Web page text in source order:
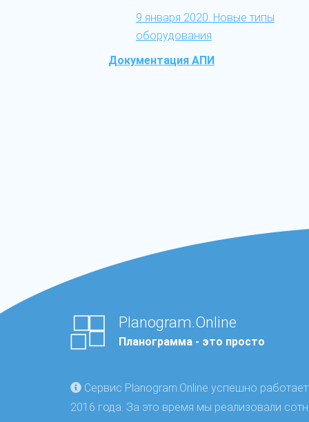
9 января 2020. Новые типы
оборудования
Документация АПИ
Planogram.Online
Планограмма - это просто
Сервис Planogram.Online успешно
2016 года. За это время мы реализовали